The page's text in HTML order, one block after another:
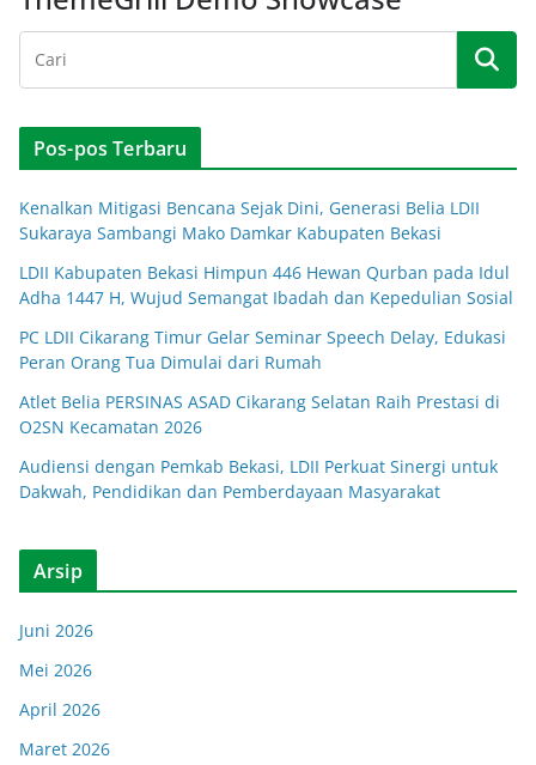
Pos-pos Terbaru
Kenalkan Mitigasi Bencana Sejak Dini, Generasi Belia LDII
Sukaraya Sambangi Mako Damkar Kabupaten Bekasi
LDII Kabupaten Bekasi Himpun 446 Hewan Qurban pada Idul
Adha 1447 H, Wujud Semangat Ibadah dan Kepedulian Sosial
PC LDII Cikarang Timur Gelar Seminar Speech Delay, Edukasi
Peran Orang Tua Dimulai dari Rumah
Atlet Belia PERSINAS ASAD Cikarang Selatan Raih Prestasi di
O2SN Kecamatan 2026
Audiensi dengan Pemkab Bekasi, LDII Perkuat Sinergi untuk
Dakwah, Pendidikan dan Pemberdayaan Masyarakat
Arsip
Juni 2026
Mei 2026
April 2026
Maret 2026